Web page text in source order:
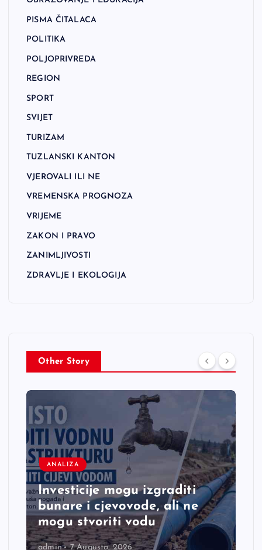
PISMA ČITALACA
POLITIKA
POLJOPRIVREDA
REGION
SPORT
SVIJET
TURIZAM
TUZLANSKI KANTON
VJEROVALI ILI NE
VREMENSKA PROGNOZA
VRIJEME
ZAKON I PRAVO
ZANIMLJIVOSTI
ZDRAVLJE I EKOLOGIJA
Other Story
ANALIZA
Investicije mogu izgraditi
bunare i cjevovode, ali ne
mogu stvoriti vodu
admin 7 Augusta, 2026